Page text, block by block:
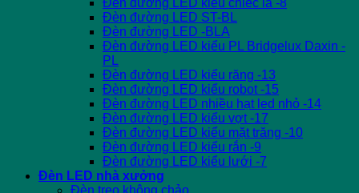
Đèn đường LED kiểu chiếc lá -8
Đèn đường LED ST-BL
Đèn đường LED -BLA
Đèn đường LED kiểu PL Bridgelux Daxin -
PL
Đèn đường LED kiểu răng -13
Đèn đường LED kiểu robot -15
Đèn đường LED nhiều hạt led nhỏ -14
Đèn đường LED kiểu vợt -17
Đèn đường LED kiểu mặt trăng -10
Đèn đường LED kiểu rắn -9
Đèn đường LED kiểu lưới -7
Đèn LED nhà xưởng